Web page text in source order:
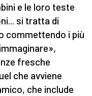
e le loro teste
si tratta di
commettendo i più
fresche
che avviene
che include